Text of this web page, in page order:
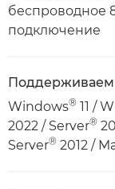
беспроводное
подключение
Windows® 11 /
2022 / Server®
Server® 2012 /